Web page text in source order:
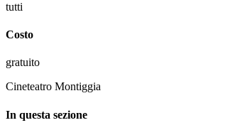
tutti
Costo
gratuito
Cineteatro Montiggia
In questa sezione